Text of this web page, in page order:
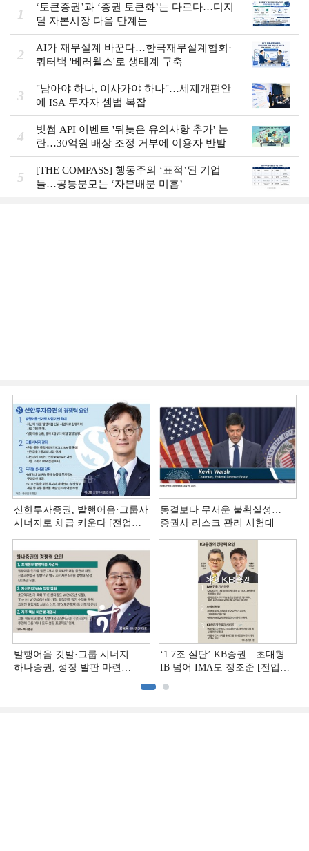
1
‘토큰증권’과 ‘증권 토큰화’는 다르다…디지
털 자본시장 다음 단계는
2
AI가 재무설계 바꾼다…한국재무설계협회·
쿼터백 '베러웰스'로 생태계 구축
3
"남아야 하나, 이사가야 하나"…세제개편안
에 ISA 투자자 셈법 복잡
4
빗썸 API 이벤트 '뒤늦은 유의사항 추가' 논
란…30억원 배상 조정 거부에 이용자 반발
5
[THE COMPASS] 행동주의 ‘표적’된 기업
들…공통분모는 ‘자본배분 미흡’
신한투자증권, 발행어음·그룹사
시너지로 체급 키운다 [전업계
동결보다 무서운 불확실성…
증권사 리스크 관리 시험대
발행어음 깃발·그룹 시너지…
하나증권, 성장 발판 마련
‘1.7조 실탄’ KB증권…초대형
IB 넘어 IMA도 정조준 [전업계